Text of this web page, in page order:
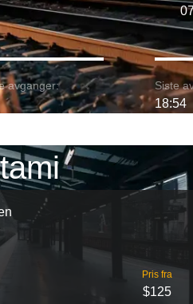
avganger: Siste
18:54
Pris fra
$125